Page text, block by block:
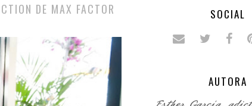
DE MAX FACTOR SOCIAL
AUTORA